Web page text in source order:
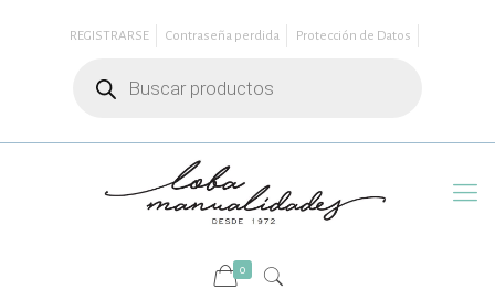
REGISTRARSE Contraseña perdida
Protección de Datos
productos
0